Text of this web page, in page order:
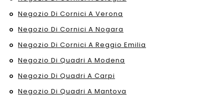
Negozio Di Cornici A Verona
Negozio Di Cornici A Nogara
Negozio Di Cornici A Reggio Emilia
Negozio Di Quadri A Modena
Negozio Di Quadri A Carpi
Negozio Di Quadri A Mantova